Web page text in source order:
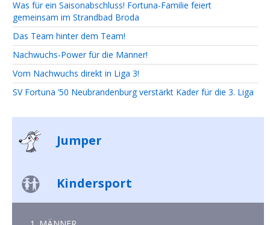
Was für ein Saisonabschluss! Fortuna-Familie feiert
gemeinsam im Strandbad Broda
Das Team hinter dem Team!
Nachwuchs-Power für die Männer!
Vom Nachwuchs direkt in Liga 3!
SV Fortuna ’50 Neubrandenburg verstärkt Kader für die 3. Liga
Jumper
Kindersport